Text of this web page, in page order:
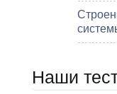
Наши